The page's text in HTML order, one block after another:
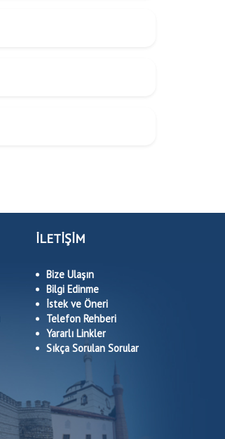
İLETİŞİM
Bize Ulaşın
Bilgi Edinme
İstek ve Öneri
Telefon Rehberi
Yararlı Linkler
Sıkça Sorulan Sorular